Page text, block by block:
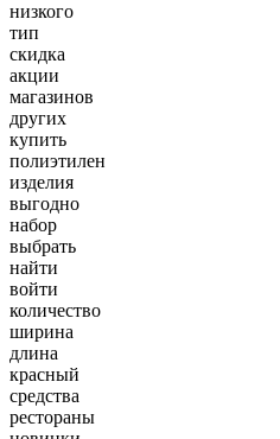
низкого
тип
скидка
акции
магазинов
других
купить
полиэтилен
изделия
выгодно
набор
выбрать
найти
войти
количество
ширина
длина
красный
средства
рестораны